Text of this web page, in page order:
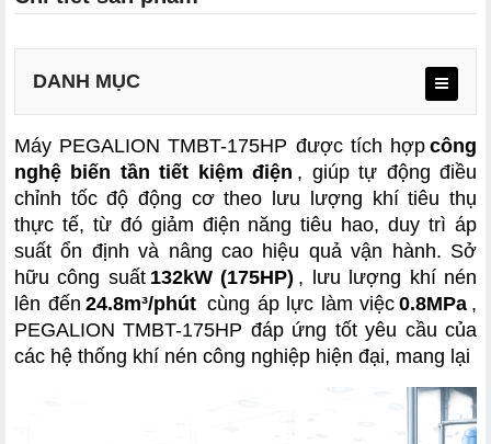
DANH MỤC
Công nghệ biến tần tiết kiệm điện thông minh
Động cơ công suất 175HP mạnh mẽ
Lưu lượng khí nén lên tới 24.8m³/phút
Máy PEGALION TMBT-175HP được tích hợp công
nghệ biến tần tiết kiệm điện , giúp tự động điều
chỉnh tốc độ động cơ theo lưu lượng khí tiêu thụ
thực tế, từ đó giảm điện năng tiêu hao, duy trì áp
suất ổn định và nâng cao hiệu quả vận hành. Sở
hữu công suất 132kW (175HP) , lưu lượng khí nén
lên đến 24.8m³/phút cùng áp lực làm việc 0.8MPa ,
PEGALION TMBT-175HP đáp ứng tốt yêu cầu của
các hệ thống khí nén công nghiệp hiện đại, mang lại